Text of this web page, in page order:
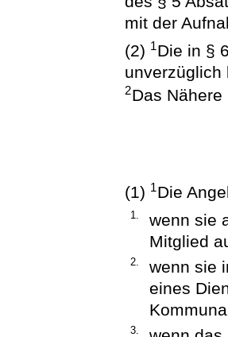
mit der
(2) 1Die in §
unverzüglich
2Das
(1) 1Die
1.
wenn sie
Mitglied
2.
wenn sie
eines
3.